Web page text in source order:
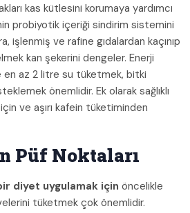
kas kütlesini korumaya yardımcı
probiyotik içeriği sindirim sistemini
işlenmiş ve rafine gıdalardan kaçınıp
kan şekerini dengeler. Enerji
en az 2 litre su tüketmek, bitki
önemlidir. Ek olarak sağlıklı
ve aşırı kafein tüketiminden
Püf Noktaları
bir diyet uygulamak için öncelikle
tüketmek çok önemlidir.